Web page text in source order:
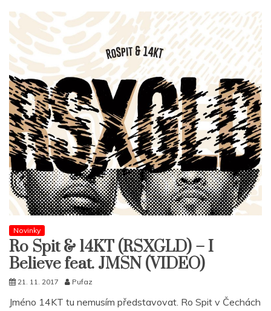
Novinky
Ro Spit & 14KT (RSXGLD) – I
Believe feat. JMSN (VIDEO)
21. 11. 2017 Pufaz
Jméno 14KT tu nemusím představovat. Ro Spit v Čechách